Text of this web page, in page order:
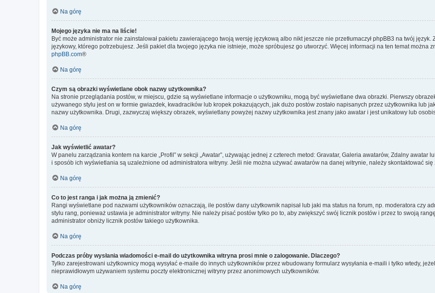
Na górę
Mojego języka nie ma na liście!
Być może administrator nie zainstalował pakietu zawierającego twoją wersję językową albo nikt jeszcze nie przetłumaczył phpBB3 na twój
językowy, którego potrzebujesz. Jeśli pakiet dla twojego języka nie istnieje, może spróbujesz go utworzyć. Więcej informacji na ten temat można
phpBB.com®
Na górę
Czym są obrazki wyświetlane obok nazwy użytkownika?
Na stronie przeglądania postów, w miejscu, gdzie są wyświetlane informacje o użytkowniku, mogą być wyświetlane dwa obrazki. Pierwszy
używanego stylu jest on w formie gwiazdek, kwadracików lub kropek pokazujących, jak dużo postów zostało napisanych przez użytkownika lub
nazwy użytkownika. Drugi, zazwyczaj większy obrazek, wyświetlany powyżej nazwy użytkownika jest znany jako awatar i jest unikatowy lub
Na górę
Jak wyświetlić awatar?
W panelu zarządzania kontem na karcie „Profil” w sekcji „Awatar”, używając jednej z czterech metod: Gravatar, Galeria awatarów, Zdalny
i sposób ich wyświetlania są uzależnione od administratora witryny. Jeśli nie można używać awatarów na danej witrynie, należy skontaktować się
Na górę
Co to jest ranga i jak można ją zmienić?
Rangi wyświetlane pod nazwami użytkowników oznaczają, ile postów dany użytkownik napisał lub jaki ma status na forum, np. moderatora czy
stylu rang, ponieważ ustawia je administrator witryny. Nie należy pisać postów tylko po to, aby zwiększyć swój licznik postów i przez to swoją
administrator obniży licznik postów takiego użytkownika.
Na górę
Podczas próby wysłania wiadomości e-mail do użytkownika witryna prosi mnie o zalogowanie. Dlaczego?
Tylko zarejestrowani użytkownicy mogą wysyłać e-maile do innych użytkowników przez wbudowany formularz wysyłania e-maili i tylko wtedy,
nieprawidłowym używaniem systemu poczty elektronicznej witryny przez anonimowych użytkowników.
Na górę